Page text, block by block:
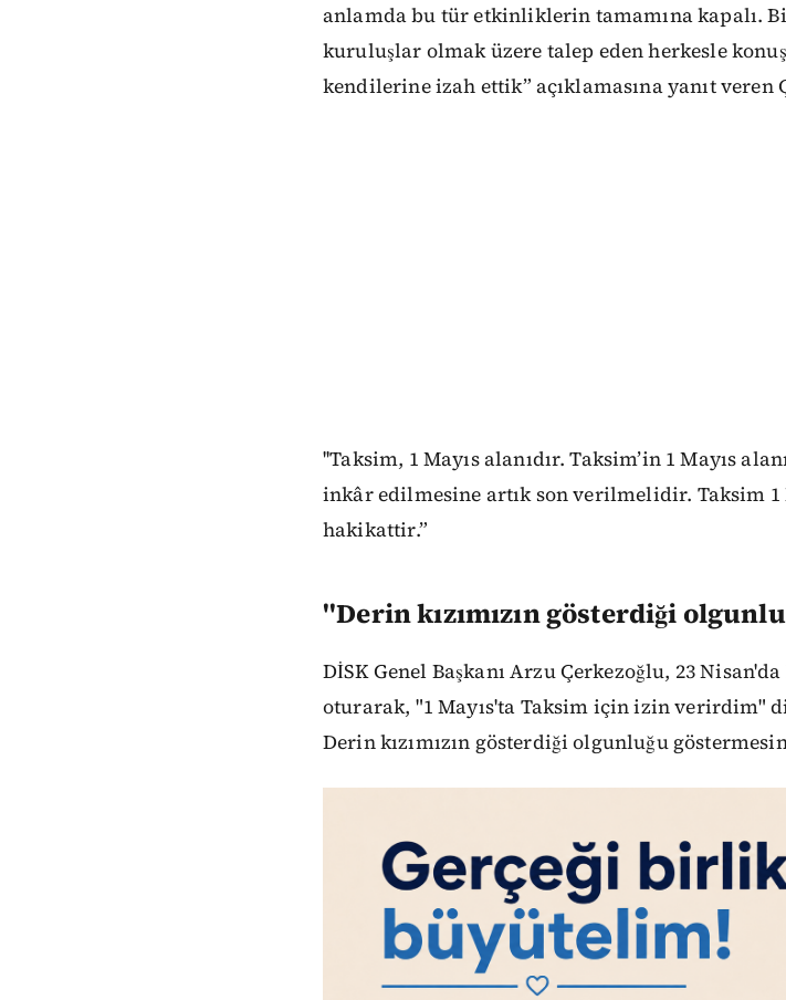
anlamda bu tür etkinliklerin tamamına kapalı.
kuruluşlar olmak üzere talep eden herkesle
kendilerine izah ettik” açıklamasına yanıt veren
''Taksim, 1 Mayıs alanıdır. Taksim’in 1 Mayıs
inkâr edilmesine artık son verilmelidir. Taksim 1
hakikattir.”
''Derin kızımızın gösterdiği
DİSK Genel Başkanı Arzu Çerkezoğlu, 23
oturarak, "1 Mayıs'ta Taksim için izin verirdim"
Derin kızımızın gösterdiği olgunluğu